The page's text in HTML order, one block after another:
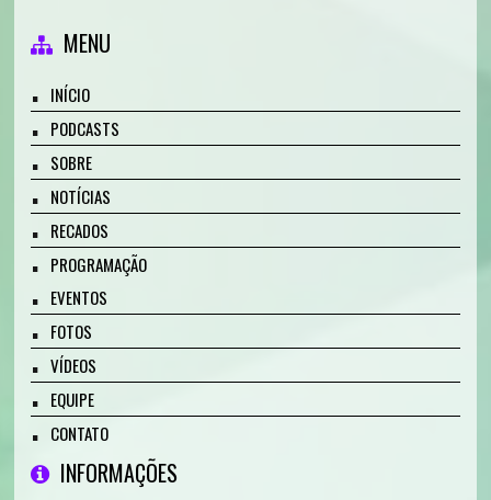
MENU
INÍCIO
PODCASTS
SOBRE
NOTÍCIAS
RECADOS
PROGRAMAÇÃO
EVENTOS
FOTOS
VÍDEOS
EQUIPE
CONTATO
INFORMAÇÕES